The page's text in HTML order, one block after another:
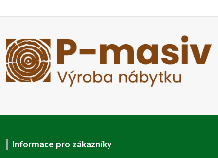
Informace pro zákazníky